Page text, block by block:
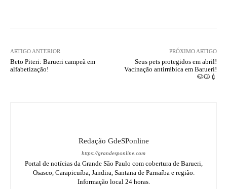
ARTIGO ANTERIOR
Beto Piteri: Barueri campeã em
alfabetização!
PRÓXIMO ARTIGO
Seus pets protegidos em abril!
Vacinação antirrábica em Barueri!
🐶🐱💉
Redação GdeSPonline
https://grandesponline.com
Portal de notícias da Grande São Paulo com cobertura de Barueri,
Osasco, Carapicuíba, Jandira, Santana de Parnaíba e região.
Informação local 24 horas.